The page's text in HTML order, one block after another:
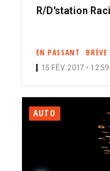
R/D'station
EN PASSANT BRÈVE
15 FÉV. 2017 • 12:59
AUTO